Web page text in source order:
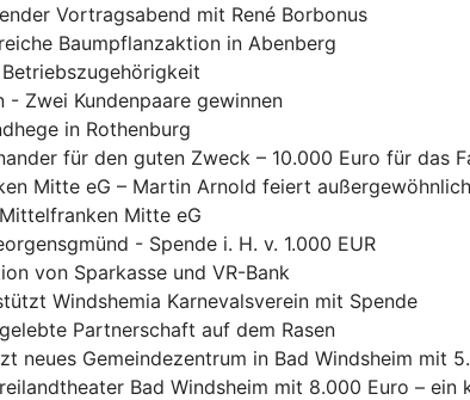
Vortragsabend mit René Borbonus
Baumpflanzaktion in Abenberg
Zwei Kundenpaare gewinnen
in Rothenburg
für den guten Zweck – 10.000 Euro für das
Mitte eG – Martin Arnold feiert
Mitte eG
- Spende i. H. v. 1.000 EUR
von Sparkasse und VR-Bank
Windshemia Karnevalsverein mit Spende
Partnerschaft auf dem Rasen
neues Gemeindezentrum in Bad Windsheim mit
Bad Windsheim mit 8.000 Euro – ein